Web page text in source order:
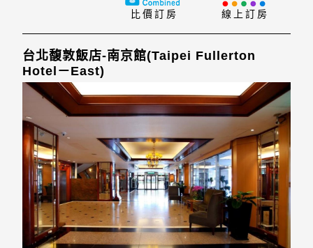
景點，所有這些使得這家飯店別具特色。
線上訂房
比價訂房
台北馥敦飯店-南京館(Taipei Fullerton
Hotel－East)